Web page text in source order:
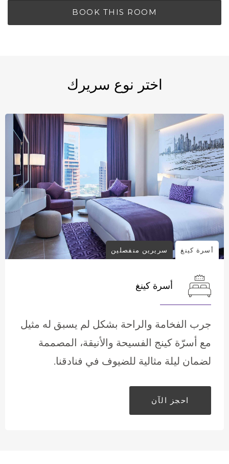
BOOK THIS ROOM
اختر نوع سريرك
أسرة كينغ سريرين منفصلين
أسرة كينغ
جرب الفخامة والراحة بشكل لم يسبق له مثيل
مع أسرّة كينج الفسيحة والأنيقة، المصممة
لضمان ليلة مثالية للضيوف في فنادقنا.
احجز الآن